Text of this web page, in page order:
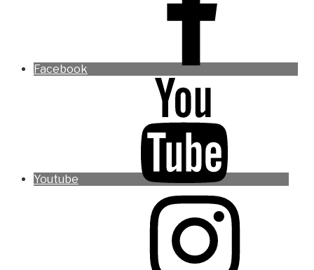
Facebook
Youtube